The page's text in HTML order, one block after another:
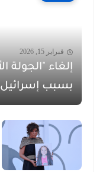
فبراير 15, 2026
بسبب إسرائيل